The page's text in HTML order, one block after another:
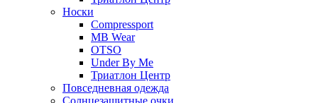
Носки
Compressport
MB Wear
OTSO
Under By Me
Триатлон Центр
Повседневная одежда
Солнцезащитные очки